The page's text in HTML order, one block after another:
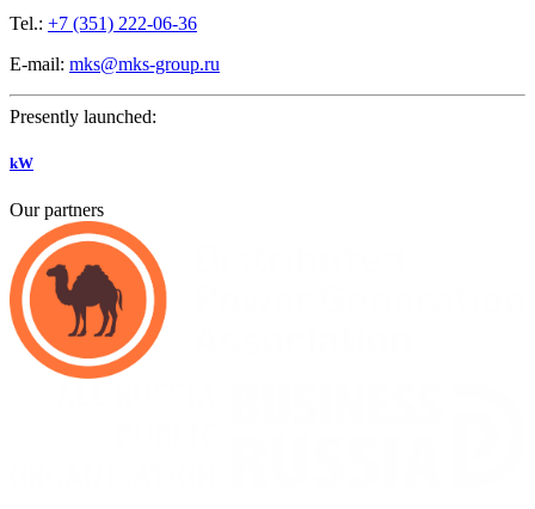
Tel.: +7 (351) 222-06-36
E-mail: mks@mks-group.ru
Presently launched:
kW
Our partners